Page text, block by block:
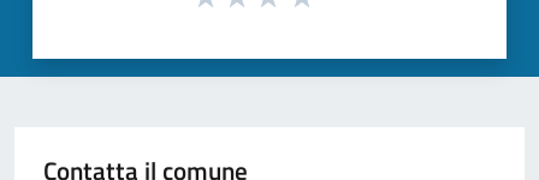
Contatta il comune